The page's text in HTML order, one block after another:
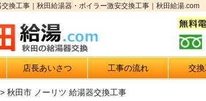
換工事｜秋田給湯器・ボイラー激安交換工事｜秋田給湯.com
店長あいさつ 工事の流れ 交換
> 秋田市 ノーリツ 給湯器交換工事